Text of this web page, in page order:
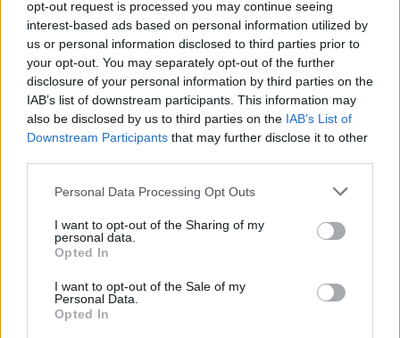
opt-out request is processed you may continue seeing
interest-based ads based on personal information utilized by
us or personal information disclosed to third parties prior to
your opt-out. You may separately opt-out of the further
disclosure of your personal information by third parties on the
IAB’s list of downstream participants. This information may
also be disclosed by us to third parties on the IAB’s List of
Downstream Participants that may further disclose it to other
Please note that this website/app uses one or more Google
not limited to your visit or usage behaviour. You may click to
grant or deny consent to Google and its third-party tags to
use your data for below specified purposes in below Google
consent section.
Personal Data Processing Opt Outs
I want to opt-out of the Sharing of my
personal data.
Opted In
I want to opt-out of the Sale of my
Personal Data.
Opted In
Το Minecraft έρχεται στο Nintendo Switch 2 όπως δεν το
έχετε ξαναδεί